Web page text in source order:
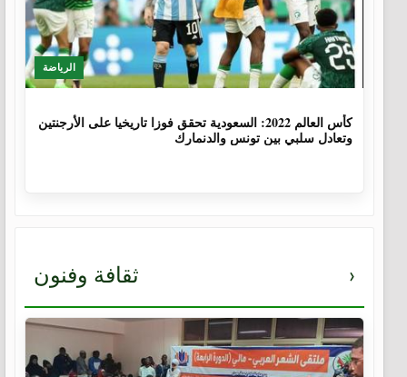
الرياضة
كأس العالم 2022: السعودية تحقق فوزا تاريخيا على الأرجنتين
وتعادل سلبي بين تونس والدنمارك
ثقافة وفنون ›